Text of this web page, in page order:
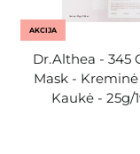
AKCIJA
Dr.Althea - 345
Mask -
Kaukė - 25g/